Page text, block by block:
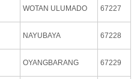
WOTAN ULUMADO 67227
NAYUBAYA 67228
OYANGBARANG 67229